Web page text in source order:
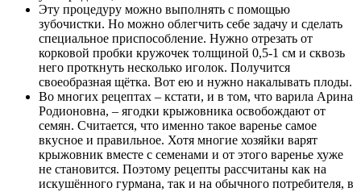
Эту процедуру можно выполнять с помощью
зубочистки. Но можно облегчить себе задачу и сделать
специальное приспособление. Нужно отрезать от
корковой пробки кружочек толщиной 0,5-1 см и сквозь
него проткнуть несколько иголок. Получится
своеобразная щётка. Вот ею и нужно накалывать плоды.
Во многих рецептах – кстати, и в том, что варила Арина
Родионовна, – ягодки крыжовника освобождают от
семян. Считается, что именно такое варенье самое
вкусное и правильное. Хотя многие хозяйки варят
крыжовник вместе с семенами и от этого варенье хуже
не становится. Поэтому рецепты рассчитаны как на
искушённого гурмана, так и на обычного потребителя, в